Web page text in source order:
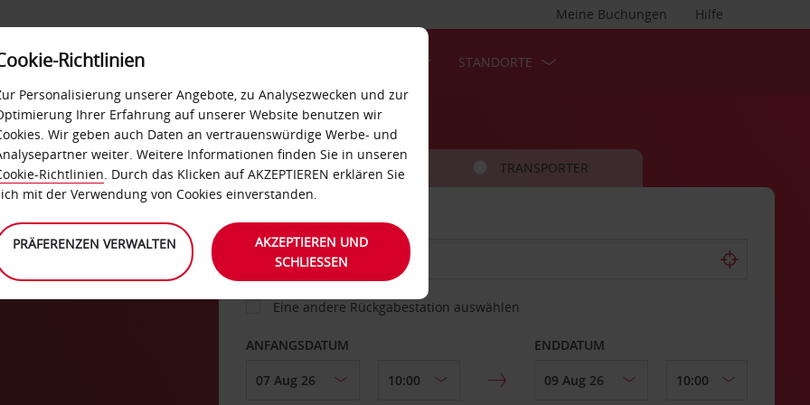
Hilfe
Meine Buchungen
SELF-SERVICES STANDORTE
FAHRZEUG TRANSPORTER
ABHOLEN VON
Eine andere Rückgabestation auswählen
ANFANGSDATUM ENDDATUM
Richtlinien
Personalisierung unserer Angebote, zu Analysezwecken und zur
Ihrer Erfahrung auf unserer Website benutzen wir
Wir geben auch Daten an vertrauenswürdige Werbe- und
weiter. Weitere Informationen finden Sie in unseren
Richtlinien. Durch das Klicken auf AKZEPTIEREN erklären Sie
mit der Verwendung von Cookies einverstanden.
PRÄFERENZEN VERWALTEN
AKZEPTIEREN UND
SCHLIESSEN